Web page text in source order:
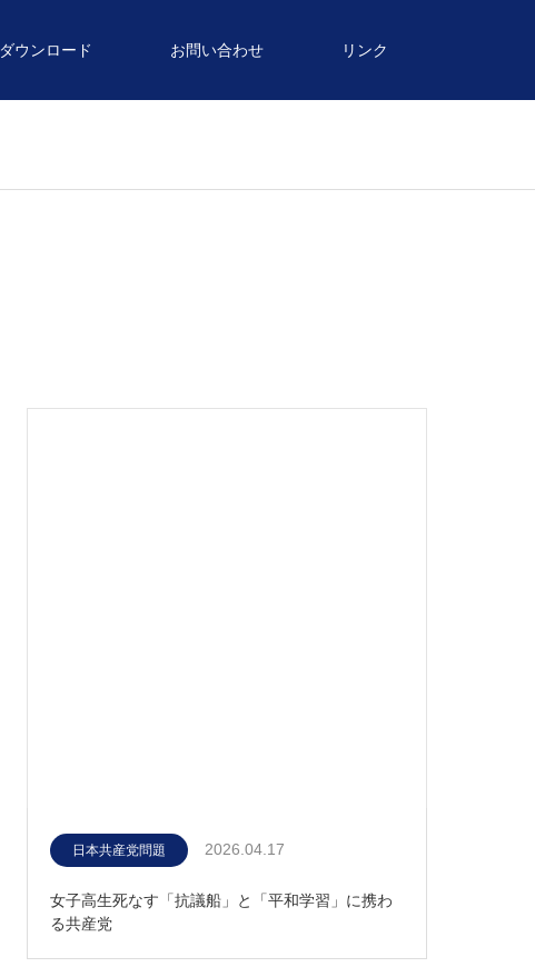
ダウンロード お問い合わせ リンク
日本共産党問題 2026.04.17
女子高生死なす「抗議船」と「平和学習」に携わ
る共産党